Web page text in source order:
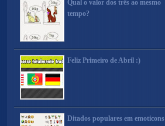
Qual o valor dos três ao mesmo
tempo?
Feliz Primeiro de Abril :)
Ditados populares em emoticons